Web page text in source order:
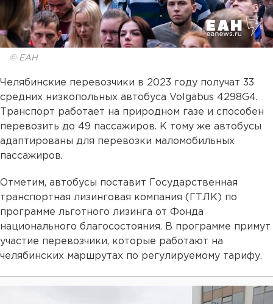
© ЕАН
Челябинские перевозчики в 2023 году получат 33
средних низкопольных автобуса Volgabus 4298G4.
Транспорт работает на природном газе и способен
перевозить до 49 пассажиров. К тому же автобусы
адаптированы для перевозки маломобильных
пассажиров.
Отметим, автобусы поставит Государственная
транспортная лизинговая компания (ГТЛК) по
программе льготного лизинга от Фонда
национального благосостояния. В программе примут
участие перевозчики, которые работают на
челябинских маршрутах по регулируемому тарифу.